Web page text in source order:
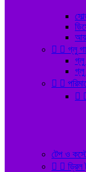
  গ্লু
গ্লু
গ্লু
 

টেপ ও
  ড্রিল